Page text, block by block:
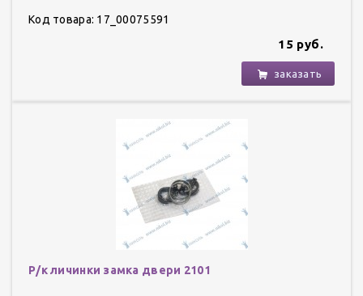
Код товара: 17_00075591
15 руб.
заказать
Р/к личинки замка двери 2101